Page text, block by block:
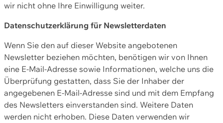
wir nicht ohne Ihre Einwilligung weiter.
Datenschutzerklärung für Newsletterdaten
Wenn Sie den auf dieser Website angebotenen
Newsletter beziehen möchten, benötigen wir von Ihnen
eine E-Mail-Adresse sowie Informationen, welche uns die
Überprüfung gestatten, dass Sie der Inhaber der
angegebenen E-Mail-Adresse sind und mit dem Empfang
des Newsletters einverstanden sind. Weitere Daten
werden nicht erhoben. Diese Daten verwenden wir